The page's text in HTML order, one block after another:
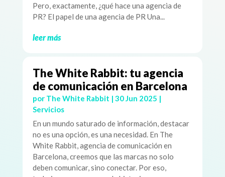
Pero, exactamente, ¿qué hace una agencia de
PR? El papel de una agencia de PR Una...
leer más
The White Rabbit: tu agencia
de comunicación en Barcelona
por The White Rabbit | 30 Jun 2025 |
Servicios
En un mundo saturado de información, destacar
no es una opción, es una necesidad. En The
White Rabbit, agencia de comunicación en
Barcelona, creemos que las marcas no solo
deben comunicar, sino conectar. Por eso,